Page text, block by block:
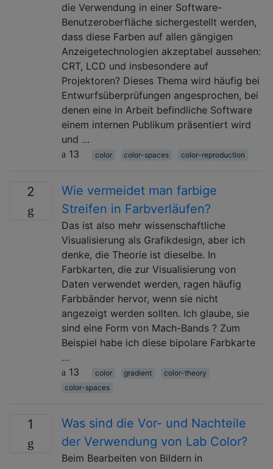
die Verwendung in einer Software-
Benutzeroberfläche sichergestellt werden,
dass diese Farben auf allen gängigen
Anzeigetechnologien akzeptabel aussehen:
CRT, LCD und insbesondere auf
Projektoren? Dieses Thema wird häufig bei
Entwurfsüberprüfungen angesprochen, bei
denen eine in Arbeit befindliche Software
einem internen Publikum präsentiert wird
und …
13
color color-spaces color-reproduction
2
Wie vermeidet man farbige
Streifen in Farbverläufen?
Das ist also mehr wissenschaftliche
Visualisierung als Grafikdesign, aber ich
denke, die Theorie ist dieselbe. In
Farbkarten, die zur Visualisierung von
Daten verwendet werden, ragen häufig
Farbbänder hervor, wenn sie nicht
angezeigt werden sollten. Ich glaube, sie
sind eine Form von Mach-Bands ? Zum
Beispiel habe ich diese bipolare Farbkarte
…
13
color gradient
color-theory
color-spaces
1
Was sind die Vor- und Nachteile
der Verwendung von Lab Color?
Beim Bearbeiten von Bildern in